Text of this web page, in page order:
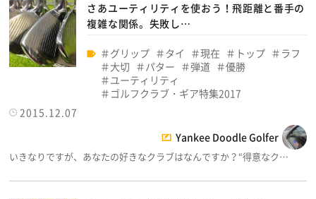
さあユーティリティを使おう！飛距離と番手の
複雑な関係。失敗し…
グリップ タイ 現在 トップ
ラフ
大切
パター 弾道
優勝
ユーティリティ
ゴルフクラブ・ギア特集2017
2015.12.07
Yankee Doodle Golfer
いきなりですが、あなたの好きなクラブはなんですか？“得意なク…